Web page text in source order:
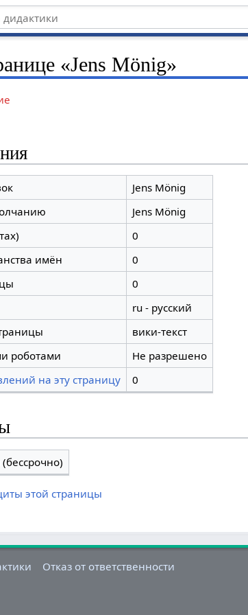
«Jens Mönig»
Jens Mönig
Jens Mönig
0
имён
0
0
ru - русский
вики-текст
роботами
Не разрешено
на эту страницу
0
этой страницы
Отказ от ответственности